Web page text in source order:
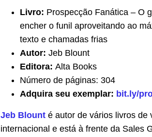
Livro: Prospecção Fanática – O
encher o funil aproveitando ao
texto e chamadas frias
Autor: Jeb Blount
Editora: Alta Books
Número de páginas: 304
Adquira seu exemplar: bit.ly/
Jeb Blount é autor de vários livros de
internacional e está à frente da Sales